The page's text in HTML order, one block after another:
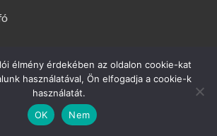
élmény érdekében az oldalon cookie-kat
használatával, Ön elfogadja a cookie-k
használatát.
OK
Nem